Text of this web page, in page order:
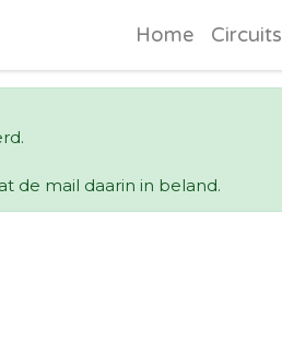
Home Circuits
de mail daarin in beland.